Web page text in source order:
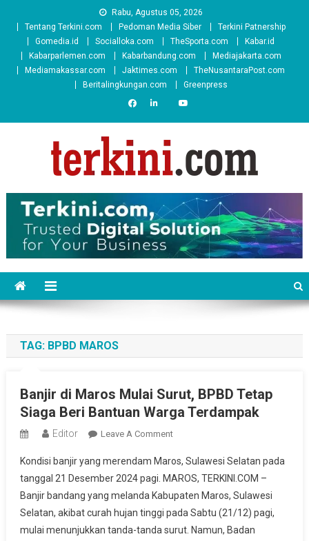
Rabu, Agustus 05, 2026
Tentang Terkini.com
Pedoman Media Siber
Terkini Patnership
Gomedia.id
Socialloka.com TheSporta.com
Kabar.id
Kabarparlemen.com
Kabarbandung.com
Mediajakarta.com
Mediamakassar.com
Jaktimes.com
TheNusantaraPost.com
Beritalingkungan.com
Greenpress
TAG: BPBD MAROS
Banjir di Maros Mulai Surut, BPBD Tetap
Siaga Beri Bantuan Warga Terdampak
Editor Leave A CommentOn
Di
Maros
Mulai
Surut,
BPBD
Kondisi banjir yang merendam Maros, Sulawesi Selatan pada
tanggal 21 Desember 2024 pagi. MAROS, TERKINI.COM –
Banjir bandang yang melanda Kabupaten Maros, Sulawesi
Selatan, akibat curah hujan tinggi pada Sabtu (21/12) pagi,
mulai menunjukkan tanda-tanda surut. Namun, Badan